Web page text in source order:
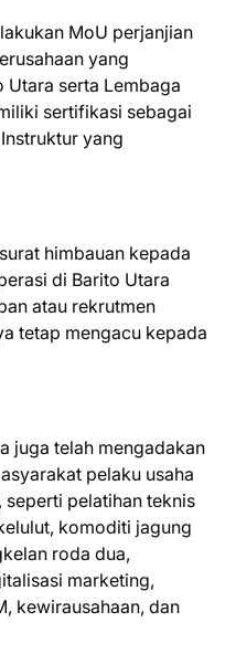
MoU perjanjian
yang
serta Lembaga
sertifikasi sebagai
yang
himbauan kepada
di Barito Utara
atau rekrutmen
tetap mengacu kepada
juga telah mengadakan
pelaku usaha
seperti pelatihan teknis
komoditi jagung
roda dua,
marketing,
kewirausahaan, dan